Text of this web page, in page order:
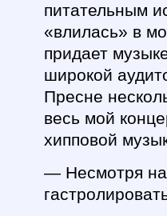
питательным
«влилась» в
придает
широкой
Пресне
весь мой
хипповой
― Несмотря на